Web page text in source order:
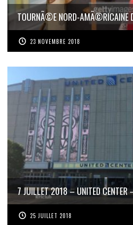
TOURNÃ©E NORD-AMÃ©RICAINE
23 NOVEMBRE 2018
7 JUILLET 2018 – UNITED CENTER
25 JUILLET 2018